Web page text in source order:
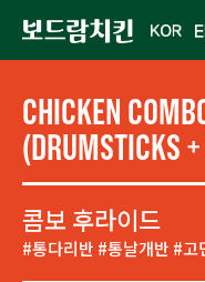
CHICKEN
(DRUMSTICKS
콤보 후라이드
#통다리반 #통날개반 #고